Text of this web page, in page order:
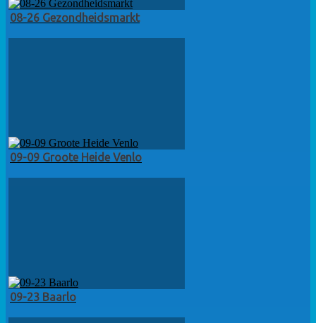
08-26 Gezondheidsmarkt
09-09 Groote Heide Venlo
09-23 Baarlo